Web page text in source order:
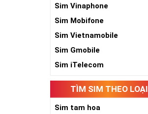
Sim Vinaphone
Sim Mobifone
Sim Vietnamobile
Sim Gmobile
Sim iTelecom
TÌM SIM THEO LOẠI
Sim tam hoa